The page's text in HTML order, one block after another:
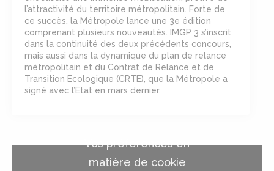
l’attractivité du territoire métropolitain. Forte de
ce succès, la Métropole lance une 3e édition
comprenant plusieurs nouveautés. IMGP 3 s’inscrit
dans la continuité des deux précédents concours,
mais aussi dans la dynamique du plan de relance
métropolitain et du Contrat de Relance et de
Transition Ecologique (CRTE), que la Métropole a
signé avec l’Etat en mars dernier.
Vos préférences en
matière de cookie